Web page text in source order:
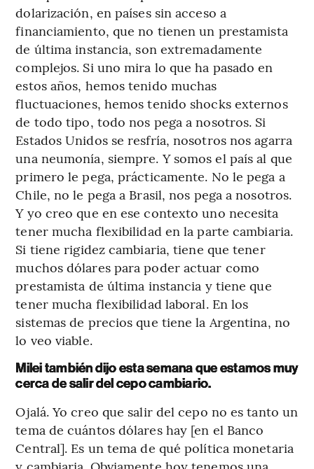
dolarización, en países sin acceso a
financiamiento, que no tienen un prestamista
de última instancia, son extremadamente
complejos. Si uno mira lo que ha pasado en
estos años, hemos tenido muchas
fluctuaciones, hemos tenido shocks externos
de todo tipo, todo nos pega a nosotros. Si
Estados Unidos se resfría, nosotros nos agarra
una neumonía, siempre. Y somos el país al que
primero le pega, prácticamente. No le pega a
Chile, no le pega a Brasil, nos pega a nosotros.
Y yo creo que en ese contexto uno necesita
tener mucha flexibilidad en la parte cambiaria.
Si tiene rigidez cambiaria, tiene que tener
muchos dólares para poder actuar como
prestamista de última instancia y tiene que
tener mucha flexibilidad laboral. En los
sistemas de precios que tiene la Argentina, no
lo veo viable.
Milei también dijo esta semana que estamos muy
cerca de salir del cepo cambiario.
Ojalá. Yo creo que salir del cepo no es tanto un
tema de cuántos dólares hay [en el Banco
Central]. Es un tema de qué política monetaria